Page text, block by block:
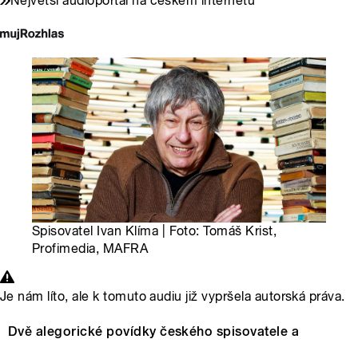
Spisovatel Ivan Klíma | Foto: Tomáš Krist,
Profimedia, MAFRA
Je nám líto, ale k tomuto audiu již vypršela autorská práva.
Dvě alegorické povídky českého spisovatele a